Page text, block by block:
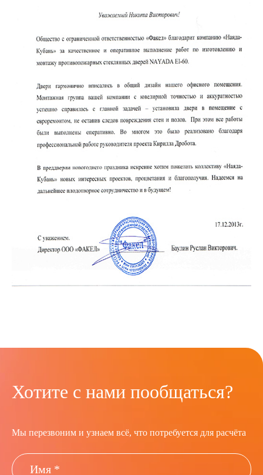
Хотите с нами пообщаться?
Мы перезвоним и узнаем всё, что потребуется для расчёта